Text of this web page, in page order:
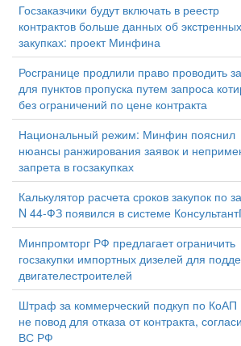
Госзаказчики будут включать в реестр
контрактов больше данных об экстренных
закупках: проект Минфина
Росгранице продлили право проводить
для пунктов пропуска путем запроса
без ограничений по цене контракта
Национальный режим: Минфин пояснил
нюансы ранжирования заявок и
запрета в госзакупках
Калькулятор расчета сроков закупок по
N 44-ФЗ появился в системе
Минпромторг РФ предлагает ограничить
госзакупки импортных дизелей для
двигателестроителей
Штраф за коммерческий подкуп по
не повод для отказа от контракта,
ВС РФ